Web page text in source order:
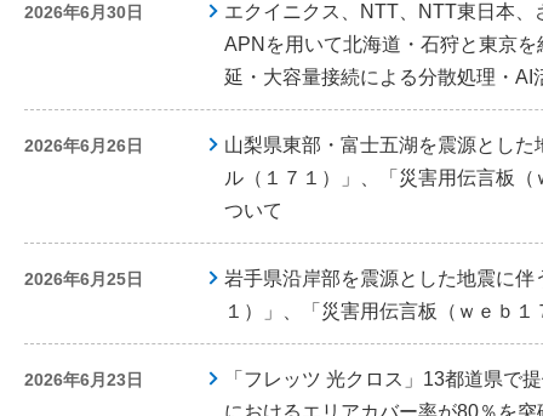
2026年6月30日
エクイニクス、NTT、NTT東日本
APNを用いて北海道・石狩と東京
延・大容量接続による分散処理・AI
2026年6月26日
山梨県東部・富士五湖を震源とし
ル（１７１）」、「災害用伝言板
ついて
2026年6月25日
岩手県沿岸部を震源とした地震に
１）」、「災害用伝言板（ｗｅｂ
2026年6月23日
「フレッツ 光クロス」13都道県で
におけるエリアカバー率が80％を突